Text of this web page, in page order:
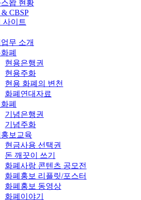
왑 현황
& CBSP
사이트
무 소개
폐
현용은행권
현용주화
현용 화폐의 변천
화폐연대자료
폐
기념은행권
기념주화
보교육
현금사용 선택권
돈 깨끗이 쓰기
화폐사랑 콘텐츠 공모전
화폐홍보 리플릿/포스터
화폐홍보 동영상
화폐이야기